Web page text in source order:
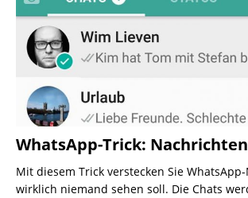
WhatsApp-Trick:
Mit diesem Trick verstecken Sie
wirklich niemand sehen soll. Die Chats